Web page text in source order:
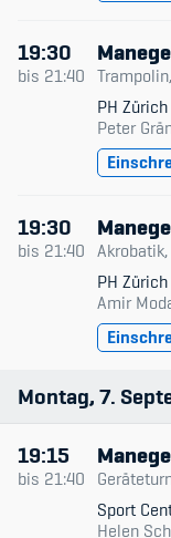
19:30
bis 21:40
Manege
PH Zürich
Peter
19:30
bis 21:40
Manege
PH Zürich
Amir
Montag 7
19:15
bis 21:40
Manege
Sport